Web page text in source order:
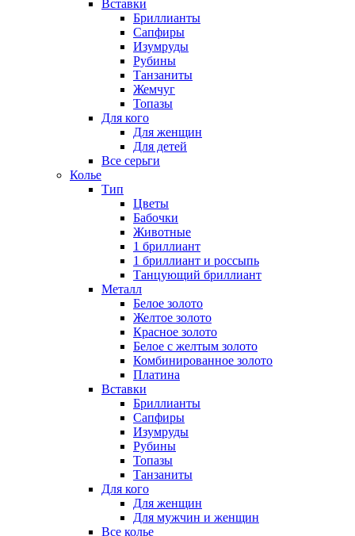
Вставки
Бриллианты
Сапфиры
Изумруды
Рубины
Танзаниты
Жемчуг
Топазы
Для кого
Для женщин
Для детей
Все серьги
Колье
Тип
Цветы
Бабочки
Животные
1 бриллиант
1 бриллиант и россыпь
Танцующий бриллиант
Металл
Белое золото
Желтое золото
Красное золото
Белое с желтым золото
Комбинированное золото
Платина
Вставки
Бриллианты
Сапфиры
Изумруды
Рубины
Топазы
Танзаниты
Для кого
Для женщин
Для мужчин и женщин
Все колье